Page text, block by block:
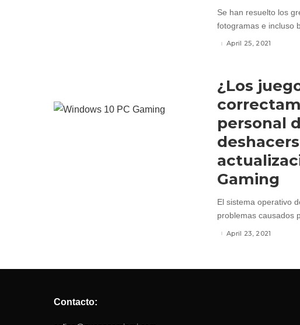
Se han resuelto los
fotogramas e incluso
April 25, 2021
¿Los
personal
Gaming
El sistema operativo
problemas causados
April 23, 2021
Contacto: